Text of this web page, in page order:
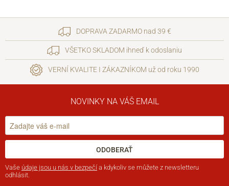
DOPRAVA ZADARMO nad 39 €
VŠETKO SKLADOM ihneď k odoslaniu
VERNÍ KVALITE I ZÁKAZNÍKOM už od roku 1990
NOVINKY NA VÁŠ EMAIL
ODOBERAŤ
Vaše údaje jsou u nás v bezpečí a kdykoliv se můžete z newsletteru
odhlásit.